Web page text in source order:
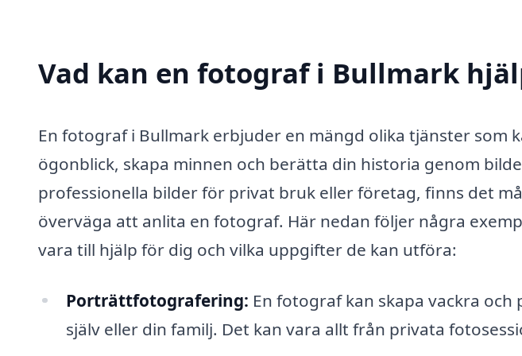
Vad kan en fotograf i Bullmark
En fotograf i Bullmark erbjuder en mängd olika tjänster som
ögonblick, skapa minnen och berätta din historia genom
professionella bilder för privat bruk eller företag, finns det
överväga att anlita en fotograf. Här nedan följer några
vara till hjälp för dig och vilka uppgifter de kan utföra:
Porträttfotografering: En fotograf kan skapa vackra
själv eller din familj. Det kan vara allt från privata